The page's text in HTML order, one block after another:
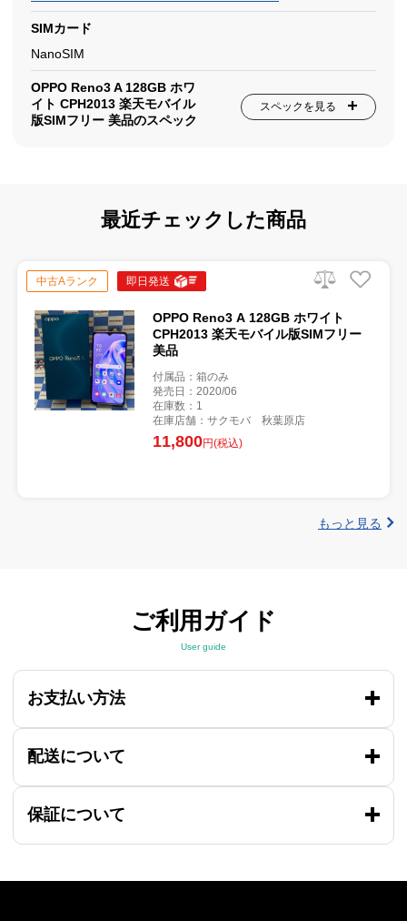
SIMカード
NanoSIM
OPPO Reno3 A 128GB ホワ
イト CPH2013 楽天モバイル
版SIMフリー 美品のスペック
スペックを見る
最近チェックした商品
中古Aランク 即日発送
OPPO Reno3 A 128GB ホワイト
CPH2013 楽天モバイル版SIMフリー
美品
付属品：箱のみ
発売日：2020/06
在庫数：1
在庫店舗：サクモバ 秋葉原店
11,800円(税込)
もっと見る
ご利用ガイド
User guide
お支払い方法
配送について
保証について